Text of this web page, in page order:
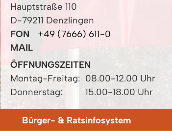
Hauptstraße 110
D-79211 Denzlingen
FON
+49 (7666) 611-0
MAIL
ÖFFNUNGSZEITEN
Montag-Freitag: 08.00-12.00 Uhr
Donnerstag:
15.00-18.00 Uhr
Bürger- & Ratsinfosystem